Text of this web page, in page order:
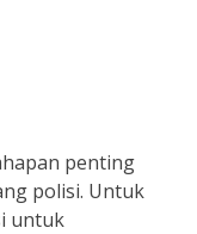
penting
polisi. Untuk
untuk